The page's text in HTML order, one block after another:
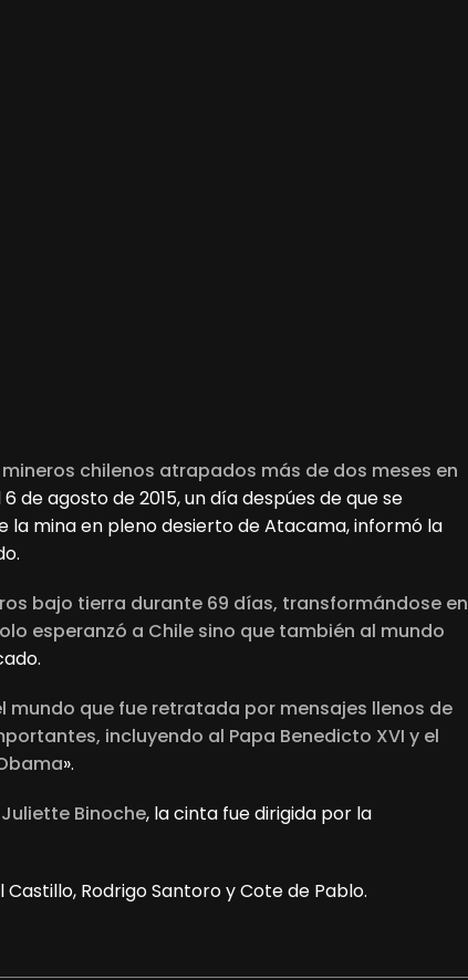
chilenos atrapados más de dos meses en
de agosto de 2015, un día despúes de que se
la mina en pleno desierto de Atacama, informó la
bajo tierra durante 69 días, transformándose en
esperanzó a Chile sino que también al mundo
mundo que fue retratada por mensajes llenos de
incluyendo al Papa Benedicto XVI y el
».
Juliette Binoche, la cinta fue dirigida por la
Rodrigo Santoro y Cote de Pablo.